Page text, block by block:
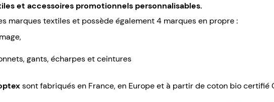
et accessoires promotionnels personnalisables.
marques textiles et possède également 4 marques en propre :
gants, écharpes et ceintures
sont fabriqués en France, en Europe et à partir de coton bio certifié